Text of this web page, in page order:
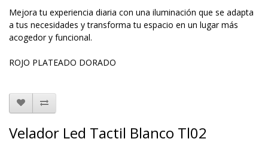
Mejora tu experiencia diaria con una iluminación que se adapta
a tus necesidades y transforma tu espacio en un lugar más
acogedor y funcional.
ROJO PLATEADO DORADO
Velador Led Tactil Blanco Tl02